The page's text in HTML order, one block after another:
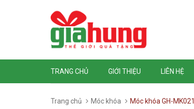
TRANG CHỦ GIỚI THIỆU LIÊN HỆ
Trang chủ Móc khóa Móc khóa GH-MK021